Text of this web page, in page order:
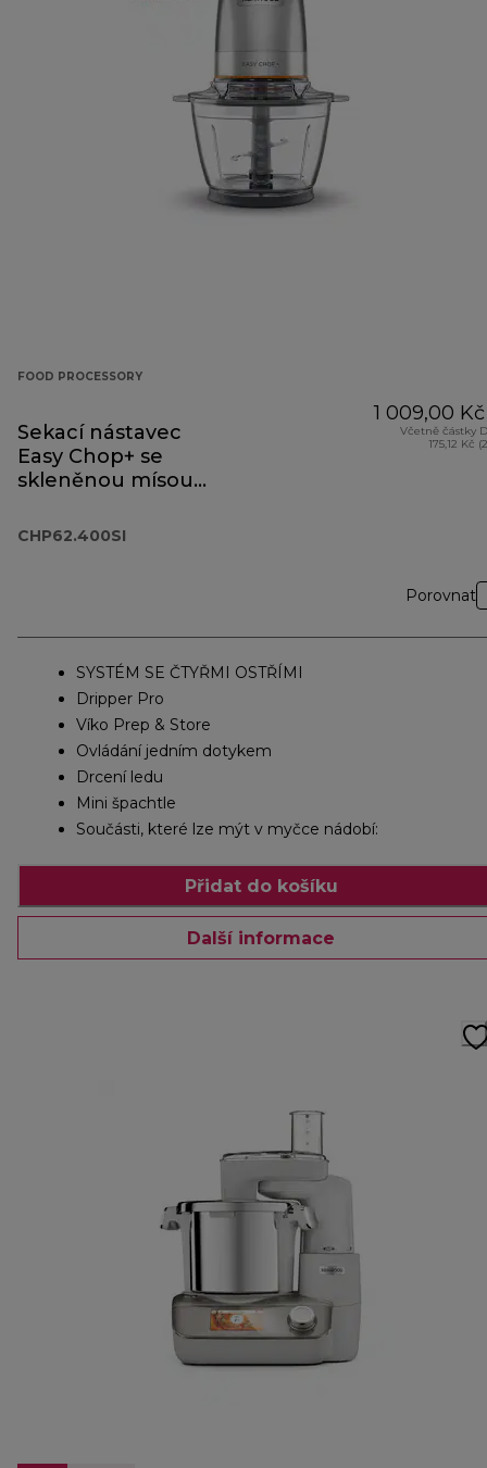
FOOD PROCESSORY
Sekací nástavec
Easy Chop+ se
skleněnou mísou
CHP62.400SI
1 009,00 Kč
Včetně částky
175,12 Kč
Porovnat
SYSTÉM SE ČTYŘMI OSTŘÍMI
Dripper Pro
Víko Prep & Store
Ovládání jedním dotykem
Drcení ledu
Mini špachtle
Součásti, které lze mýt v myčce nádobí:
Přidat do košíku
Další informace